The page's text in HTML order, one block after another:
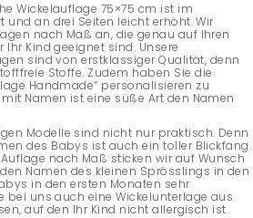
Wickelauflage 75×75 cm ist im
an drei Seiten leicht erhöht. Wir
nach Maß an, die genau auf Ihren
Kind geeignet sind. Unsere
sind von erstklassiger Qualität, denn
Stoffe. Zudem haben Sie die
Handmade“ personalisieren zu
Namen ist eine süße Art den Namen
Modelle sind nicht nur praktisch. Denn
des Babys ist auch ein toller Blickfang.
nach Maß sticken wir auf Wunsch
Namen des kleinen Sprösslings in den
in den ersten Monaten sehr
bei uns auch eine Wickelunterlage aus
auf den Ihr Kind nicht allergisch ist.